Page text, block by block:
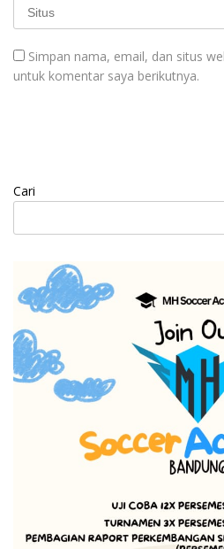
Simpan nama, email, dan situs
untuk komentar saya berikutnya.
Cari